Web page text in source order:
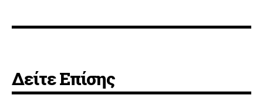
Δείτε Επίσης